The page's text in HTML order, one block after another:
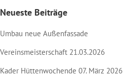
Neueste Beiträge
Umbau neue Außenfassade
Vereinsmeisterschaft 21.03.2026
Kader Hüttenwochende 07. März 2026